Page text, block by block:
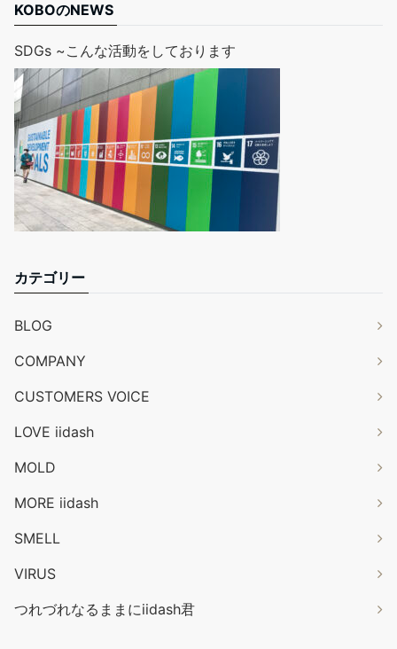
KOBOのNEWS
SDGs ~こんな活動をしております
カテゴリー
BLOG
COMPANY
CUSTOMERS VOICE
LOVE iidash
MOLD
MORE iidash
SMELL
VIRUS
つれづれなるままにiidash君